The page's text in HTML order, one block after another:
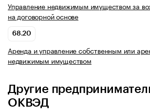
Управление недвижимым имуществом за
на договорной основе
68.20
Аренда и управление собственным или
недвижимым имуществом
Другие
ОКВЭД